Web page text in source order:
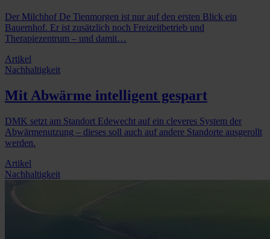
Der Milchhof De Tienmorgen ist nur auf den ersten Blick ein
Bauernhof. Er ist zusätzlich noch Freizeitbetrieb und
Therapiezentrum – und damit…
Artikel
Nachhaltigkeit
Mit Abwärme intelligent gespart
DMK setzt am Standort Edewecht auf ein cleveres System der
Abwärmenutzung – dieses soll auch auf andere Standorte ausgerollt
werden.
Artikel
Nachhaltigkeit